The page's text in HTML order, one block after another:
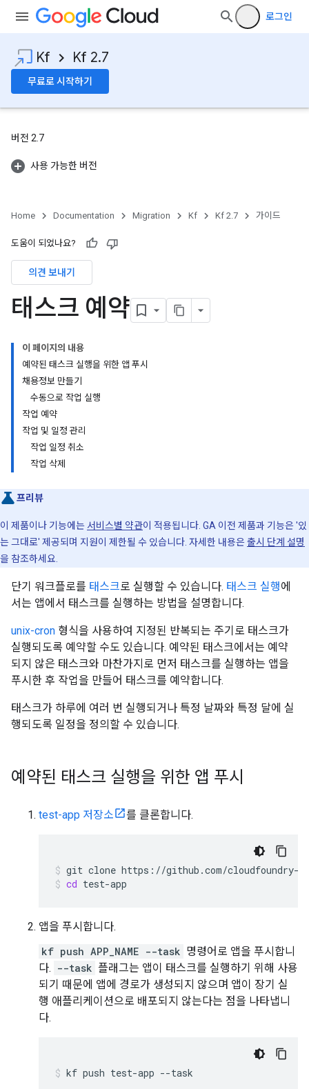
로그인
Kf Kf 2.7
무료로 시작하기
버전 2.7
사용 가능한 버전
Home Documentation Migration Kf Kf 2.7 가이드
도움이 되었나요?
의견 보내기
태스크 예약
이 페이지의 내용
예약된 태스크 실행을 위한 앱 푸시
채용정보 만들기
수동으로 작업 실행
작업 예약
작업 및 일정 관리
작업 일정 취소
작업 삭제
프리뷰
이 제품이나 기능에는 서비스별 약관이 적용됩니다. GA 이전 제품과 기능은 '있
는 그대로' 제공되며 지원이 제한될 수 있습니다. 자세한 내용은출시 단계 설명
을 참조하세요.
단기 워크플로를 태스크로 실행할 수 있습니다. 태스크 실행에
서는 앱에서 태스크를 실행하는 방법을 설명합니다.
unix-cron 형식을 사용하여 지정된 반복되는 주기로 태스크가
실행되도록 예약할 수도 있습니다. 예약된 태스크에서는 예약
되지 않은 태스크와 마찬가지로 먼저 태스크를 실행하는 앱을
푸시한 후 작업을 만들어 태스크를 예약합니다.
태스크가 하루에 여러 번 실행되거나 특정 날짜와 특정 달에 실
행되도록 일정을 정의할 수 있습니다.
예약된 태스크 실행을 위한 앱 푸시
test-app 저장소 를 클론합니다.
git clone https://github.com/cloudfoundry-
cd test-app
앱을 푸시합니다.
kf push APP_NAME --task 명령어로 앱을 푸시합니
다. --task 플래그는 앱이 태스크를 실행하기 위해 사용
되기 때문에 앱에 경로가 생성되지 않으며 앱이 장기 실
행 애플리케이션으로 배포되지 않는다는 점을 나타냅니
다.
kf push test-app --task